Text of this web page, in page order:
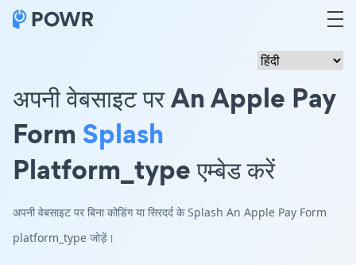
अपनी वेबसाइट पर An Apple Pay
Form Splash
Platform_type एम्बेड करें
अपनी वेबसाइट पर बिना कोडिंग या सिरदर्द के Splash An Apple Pay Form
platform_type जोड़ें।